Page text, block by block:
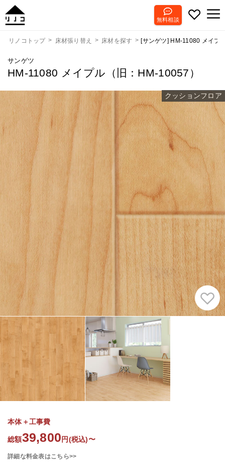
無料相談
リノコトップ 床材張り替え 床材を探す [サンゲツ] HM-11080 メイプ
サンゲツ
HM-11080 メイプル（旧：HM-10057）
クッションフロア
本体＋工事費
総額39,800 円(税込)〜
詳細な料金表はこちら>>